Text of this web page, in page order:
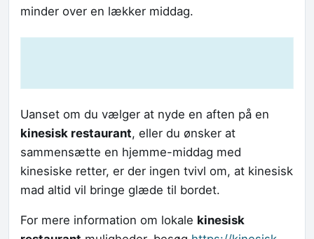
minder over en lækker middag.
Uanset om du vælger at nyde en aften på en
kinesisk restaurant, eller du ønsker at
sammensætte en hjemme-middag med
kinesiske retter, er der ingen tvivl om, at kinesisk
mad altid vil bringe glæde til bordet.
For mere information om lokale kinesisk